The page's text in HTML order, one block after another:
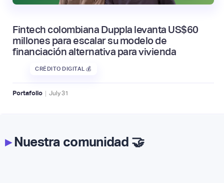
Fintech colombiana Duppla levanta US$60
millones para escalar su modelo de
financiación alternativa para vivienda
CRÉDITO DIGITAL 💰
Portafolio | July31
▸Nuestra comunidad 🤝